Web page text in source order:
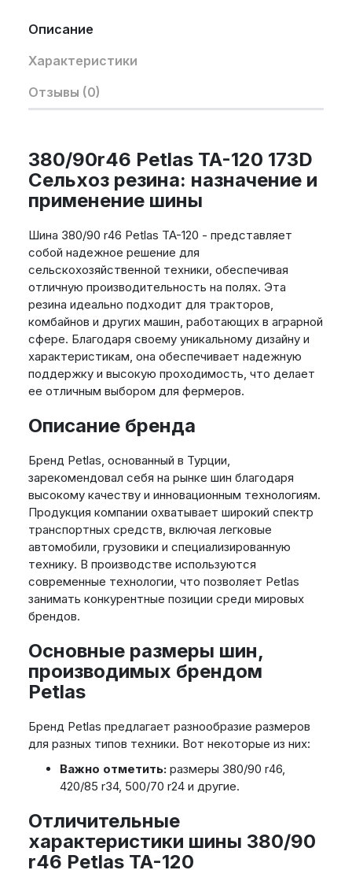
Описание
Характеристики
Отзывы (0)
380/90r46 Petlas TA-120 173D
Сельхоз резина: назначение и
применение шины
Шина 380/90 r46 Petlas TA-120 - представляет
собой надежное решение для
сельскохозяйственной техники, обеспечивая
отличную производительность на полях. Эта
резина идеально подходит для тракторов,
комбайнов и других машин, работающих в аграрной
сфере. Благодаря своему уникальному дизайну и
характеристикам, она обеспечивает надежную
поддержку и высокую проходимость, что делает
ее отличным выбором для фермеров.
Описание бренда
Бренд Petlas, основанный в Турции,
зарекомендовал себя на рынке шин благодаря
высокому качеству и инновационным технологиям.
Продукция компании охватывает широкий спектр
транспортных средств, включая легковые
автомобили, грузовики и специализированную
технику. В производстве используются
современные технологии, что позволяет Petlas
занимать конкурентные позиции среди мировых
брендов.
Основные размеры шин,
производимых брендом
Petlas
Бренд Petlas предлагает разнообразие размеров
для разных типов техники. Вот некоторые из них:
Важно отметить:размеры 380/90 r46,
420/85 r34, 500/70 r24 и другие.
Отличительные
характеристики шины 380/90
r46 Petlas TA-120